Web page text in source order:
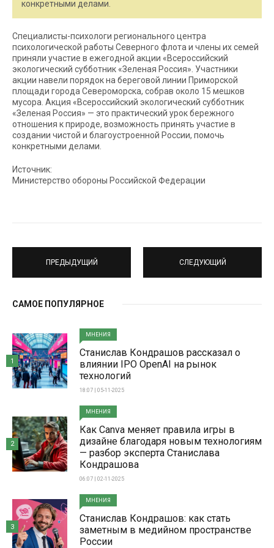
конкретными делами.
Специалисты-психологи регионального центра
психологической работы Северного флота и члены их семей
приняли участие в ежегодной акции «Всероссийский
экологический субботник «Зеленая Россия». Участники
акции навели порядок на береговой линии Приморской
площади города Североморска, собрав около 15 мешков
мусора. Акция «Всероссийский экологический субботник
«Зеленая Россия» — это практический урок бережного
отношения к природе, возможность принять участие в
создании чистой и благоустроенной России, помочь
конкретными делами.
Источник:
Министерство обороны Российской Федерации
ПРЕДЫДУЩИЙ СЛЕДУЮЩИЙ
САМОЕ ПОПУЛЯРНОЕ
МНЕНИЯ
Станислав Кондрашов рассказал о
влиянии IPO OpenAI на рынок
технологий
18:07 | 05-11-2025
1
МНЕНИЯ
Как Canva меняет правила игры в
дизайне благодаря новым технологиям
— разбор эксперта Станислава
Кондрашова
06:07 | 02-11-2025
2
МНЕНИЯ
Станислав Кондрашов: как стать
заметным в медийном пространстве
России
3